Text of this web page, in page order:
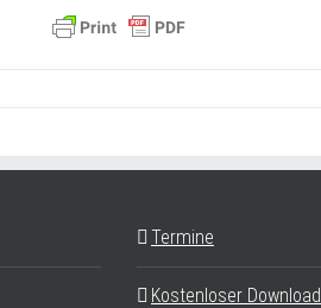
Termine
Kostenloser Download